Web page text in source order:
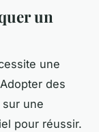
un
une
des
sur une
pour réussir.